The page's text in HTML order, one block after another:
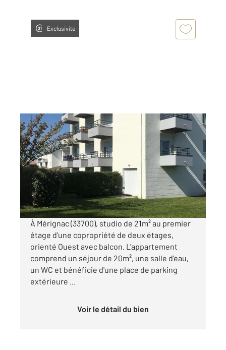
Exclusivité
MERIGNAC 33
21 m2, 1 pièce
Ref : 14190
Appartement F1 à vendre
121 475 €
Visiter le site dédié
À Mérignac (33700), studio de 21m² au premier
étage d'une copropriété de deux étages,
orienté Ouest avec balcon. L'appartement
comprend un séjour de 20m², une salle d'eau,
un WC et bénéficie d'une place de parking
extérieure ...
Voir le détail du bien